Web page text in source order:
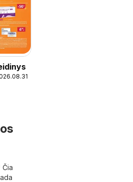
Čia